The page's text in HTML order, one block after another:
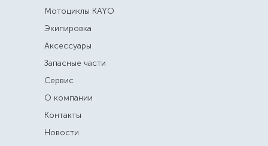
Мотоциклы KAYO
Экипировка
Аксессуары
Запасные части
Сервис
О компании
Контакты
Новости